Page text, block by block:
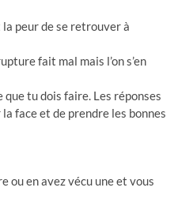
peur de se retrouver à
fait mal mais l’on s’en
tu dois faire. Les réponses
face et de prendre les bonnes
ou en avez vécu une et vous